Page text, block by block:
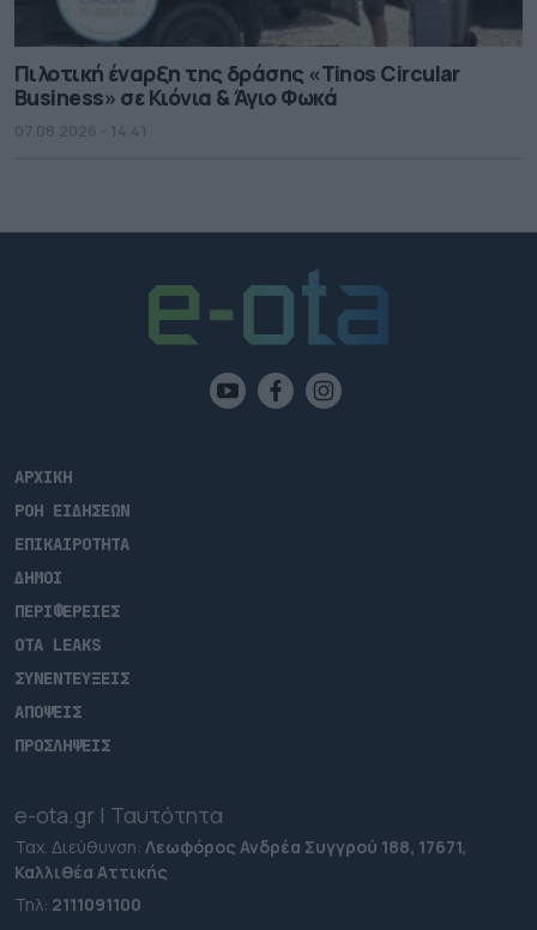
Πιλοτική έναρξη της δράσης «Tinos Circular
Business» σε Κιόνια & Άγιο Φωκά
07.08.2026 - 14.41
ΑΡΧΙΚΗ
ΡΟΗ ΕΙΔΗΣΕΩΝ
ΕΠΙΚΑΙΡΟΤΗΤΑ
ΔΗΜΟΙ
ΠΕΡΙΦΕΡΕΙΕΣ
OTA LEAKS
ΣΥΝΕΝΤΕΥΞΕΙΣ
ΑΠΟΨΕΙΣ
ΠΡΟΣΛΗΨΕΙΣ
e-ota.gr | Ταυτότητα
Ταχ. Διεύθυνση: Λεωφόρος Ανδρέα Συγγρού 188, 17671,
Καλλιθέα Αττικής
Τηλ: 2111091100